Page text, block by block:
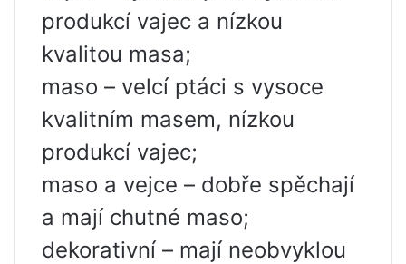
produkcí vajec a nízkou
kvalitou masa;
maso – velcí ptáci s vysoce
kvalitním masem, nízkou
produkcí vajec;
maso a vejce – dobře spěchají
a mají chutné maso;
dekorativní – mají neobvyklou